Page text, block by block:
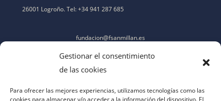
Gestionar el consentimiento
de las cookies
Para ofrecer las mejores experiencias, utilizamos tecnologías como las
cookies para almacenar y/o acceder a la información del dispositivo. El
26001 Logroño. Tel: +34 941 287 685
fundacion@fsanmillan.es